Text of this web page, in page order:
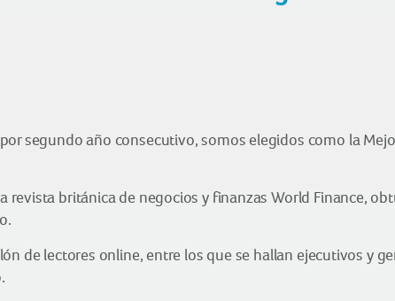
segundo año consecutivo, somos elegidos como la
revista británica de negocios y finanzas World Finance,
de lectores online, entre los que se hallan ejecutivos y